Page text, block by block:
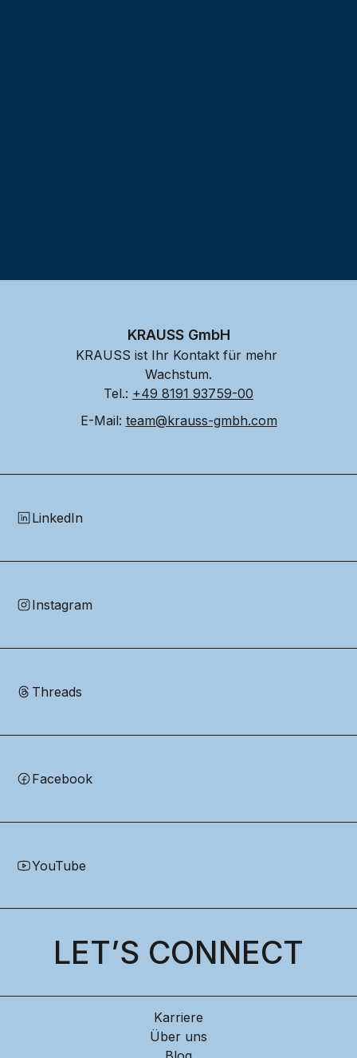
KRAUSS GmbH
KRAUSS ist Ihr Kontakt für mehr
Wachstum.
Tel.: +49 8191 93759-00
E-Mail: team@krauss-gmbh.com
LinkedIn
Instagram
Threads
Facebook
YouTube
LET’S CONNECT
Karriere
Über uns